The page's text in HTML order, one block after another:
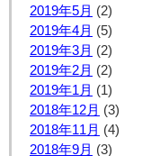
2019年5月 (2)
2019年4月 (5)
2019年3月 (2)
2019年2月 (2)
2019年1月 (1)
2018年12月 (3)
2018年11月 (4)
2018年9月 (3)